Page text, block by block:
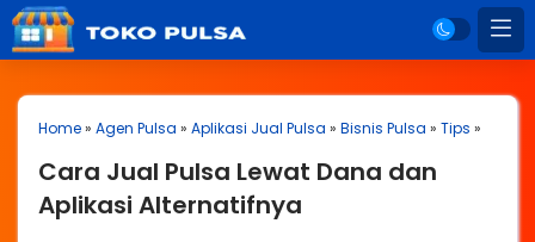
Home» Agen Pulsa » Aplikasi Jual Pulsa » Bisnis Pulsa » Tips »
Cara Jual Pulsa Lewat Dana dan
Aplikasi Alternatifnya